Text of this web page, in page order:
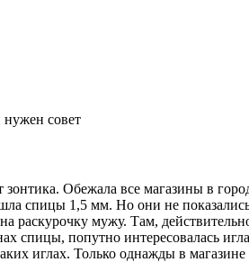
нужен совет
зонтика. Обежала все магазины в
спицы 1,5 мм. Но они не
раскурочку мужу. Там,
спицы, попутно интересовалась
иглах. Только однажды в